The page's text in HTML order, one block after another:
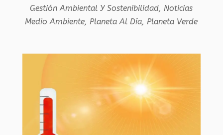
Gestión Ambiental Y Sostenibilidad,Noticias
Medio Ambiente,Planeta Al Día,Planeta Verde